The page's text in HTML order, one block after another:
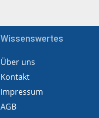
Wissenswertes
Über uns
Kontakt
Impressum
AGB